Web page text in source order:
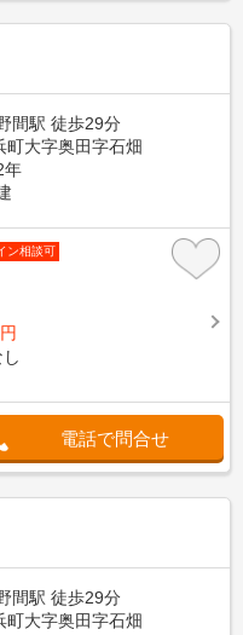
間駅 徒歩29分
町大字奥田字石畑
年
ン相談可
電話で問合せ
間駅 徒歩29分
町大字奥田字石畑